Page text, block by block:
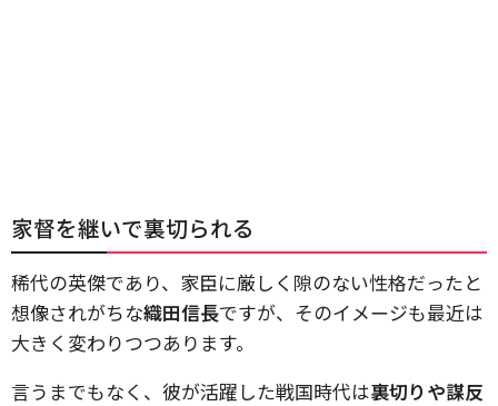
家督を継いで裏切られる
稀代の英傑であり、家臣に厳しく隙のない性格だったと
想像されがちな織田信長ですが、そのイメージも最近は
大きく変わりつつあります。
言うまでもなく、彼が活躍した戦国時代は裏切りや謀反